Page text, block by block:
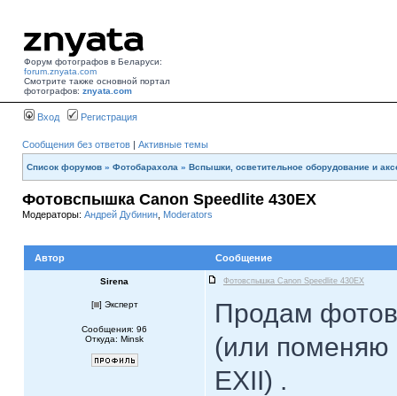
Форум фотографов в Беларуси:
forum.znyata.com
Смотрите также основной портал
фотографов: znyata.com
Вход Регистрация
Сообщения без ответов | Активные темы
Список форумов » Фотобарахола » Вспышки, осветительное оборудование и
Фотовспышка Canon Speedlite 430EX
Модераторы: Андрей Дубинин Moderators
Автор Сообщение
Sirena Фотовспышка Canon Speedlite 430EX
[ ] Эксперт
Сообщения: 96
Откуда: Minsk
Продам
(или поменяю
EXII) .